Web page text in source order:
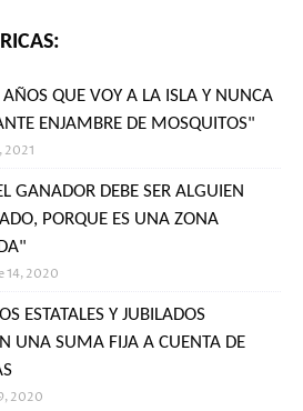
QUE VOY A LA ISLA Y NUNCA
ENJAMBRE DE MOSQUITOS"
2021
GANADOR DEBE SER ALGUIEN
PORQUE ES UNA ZONA
14, 2020
ESTATALES Y JUBILADOS
UNA SUMA FIJA A CUENTA DE
2020